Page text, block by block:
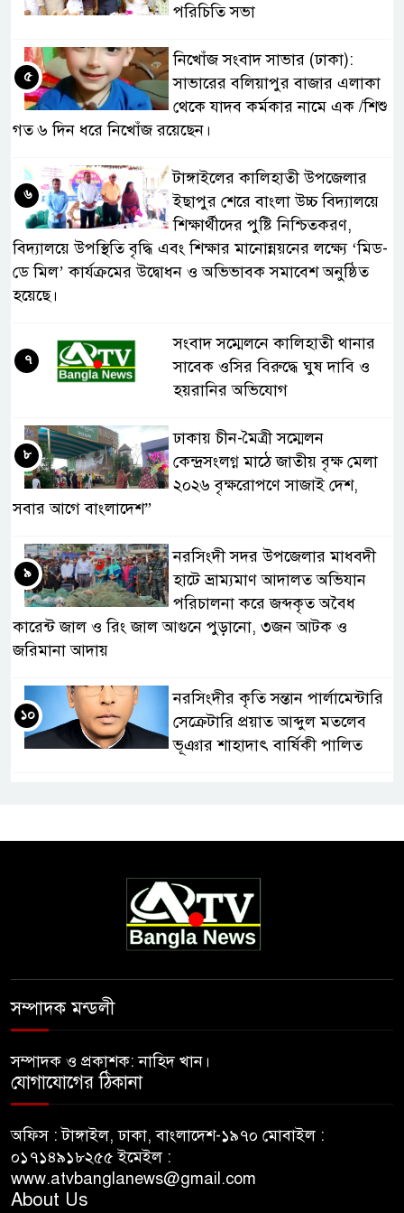
পরিচিতি সভা
নিখোঁজ সংবাদ সাভার (ঢাকা):
সাভারের বলিয়াপুর বাজার এলাকা
থেকে যাদব কর্মকার নামে এক /শিশু
গত ৬ দিন ধরে নিখোঁজ রয়েছেন।
৫
টাঙ্গাইলের কালিহাতী উপজেলার
ইছাপুর শেরে বাংলা উচ্চ বিদ্যালয়ে
শিক্ষার্থীদের পুষ্টি নিশ্চিতকরণ,
বিদ্যালয়ে উপস্থিতি বৃদ্ধি এবং শিক্ষার মানোন্নয়নের লক্ষ্যে ‘মিড-
ডে মিল’ কার্যক্রমের উদ্বোধন ও অভিভাবক সমাবেশ অনুষ্ঠিত
হয়েছে।
৬
সংবাদ সম্মেলনে কালিহাতী থানার
সাবেক ওসির বিরুদ্ধে ঘুষ দাবি ও
হয়রানির অভিযোগ
৭
ঢাকায় চীন-মৈত্রী সম্মেলন
কেন্দ্রসংলগ্ন মাঠে জাতীয় বৃক্ষ মেলা
২০২৬ বৃক্ষরোপণে সাজাই দেশ,
সবার আগে বাংলাদেশ”
৮
নরসিংদী সদর উপজেলার মাধবদী
হাটে ভ্রাম্যমাণ আদালত অভিযান
পরিচালনা করে জব্দকৃত অবৈধ
কারেন্ট জাল ও রিং জাল আগুনে পুড়ানো, ৩জন আটক ও
জরিমানা আদায়
৯
নরসিংদীর কৃতি সন্তান পার্লামেন্টারি
সেক্রেটারি প্রয়াত আব্দুল মতলেব
ভূঞার শাহাদাৎ বার্ষিকী পালিত
১০
সম্পাদক মন্ডলী
সম্পাদক ও প্রকাশক: নাহিদ খান।
যোগাযোগের ঠিকানা
অফিস : টাঙ্গাইল, ঢাকা, বাংলাদেশ-১৯৭০ মোবাইল :
০১৭১৪৯১৮২৫৫ ইমেইল :
www.atvbanglanews@gmail.com
About Us